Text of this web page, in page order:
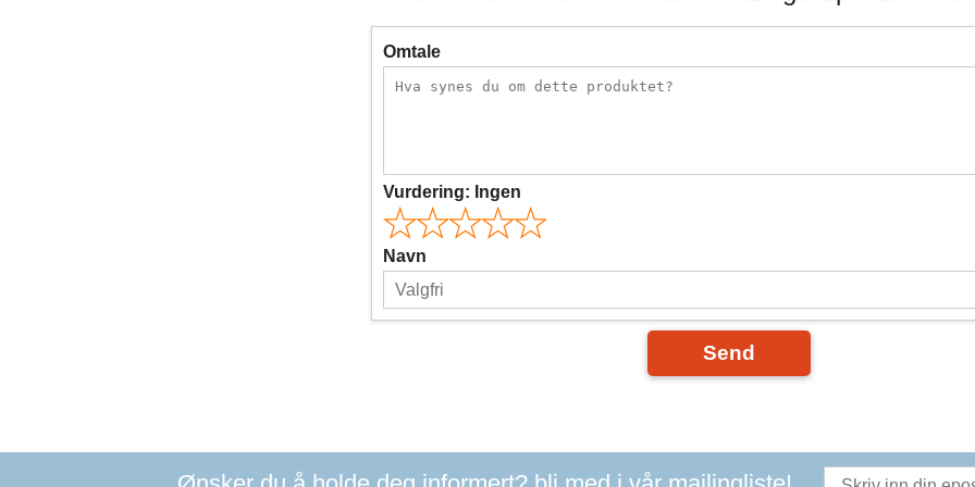
Omtale
Vurdering: Ingen
Navn
Send